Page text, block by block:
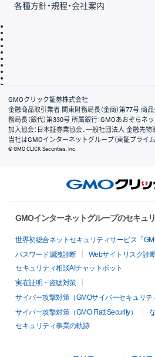
各種方針・規程・会社案内
会社案内
GMOクリック証券株式会社
金融商品取引業者 関東財務局長（金商）第77号 商
務局長（銀代）第330号 所属銀行：GMOあおぞらネ
加入協会：日本証券業協会、一般社団法人 金融先
当社はGMOインターネットグループ（東証プライ
© GMO CLICK Securities, Inc.
GMOインターネットグループのセキュ
世界初総合ネットセキュリティサービス「
パスワード漏洩診断
Webサイトリスク診
セキュリティ相談AIチャットボット
実在証明・盗聴対策
サイバー攻撃対策（GMOサイバーセキュリテ
サイバー攻撃対策（GMO Flatt Security）
セキュリティ事業の軌跡